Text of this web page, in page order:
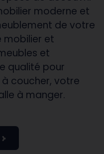
moderne et
de votre
mobilier et
et
qualité pour
coucher, votre
à manger.